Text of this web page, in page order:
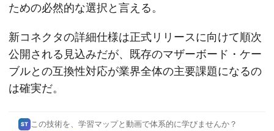
ための必然的な選択と言える。
新コネクタの詳細仕様は正式リリースに向けて順次
公開される見込みだが、既存のマザーボード・ケー
ブルとの互換性対応が業界全体の主要課題になるの
は確実だ。
ST この技術を、学習マップと動画で体系的に学びませんか？